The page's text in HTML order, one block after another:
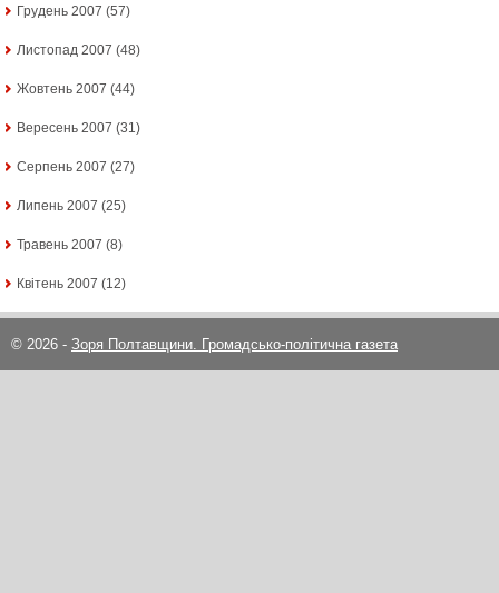
Грудень 2007 (57)
Листопад 2007 (48)
Жовтень 2007 (44)
Вересень 2007 (31)
Серпень 2007 (27)
Липень 2007 (25)
Травень 2007 (8)
Квітень 2007 (12)
© 2026 - Зоря Полтавщини. Громадсько-політична газета